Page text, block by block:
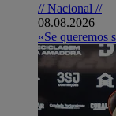
// Nacional //
08.08.2026
«Se queremos